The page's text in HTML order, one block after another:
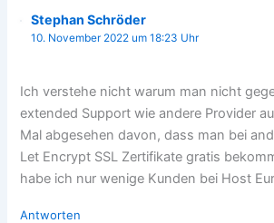
Stephan Schröder
10. November 2022 um 18:23 Uhr
Ich verstehe nicht warum man nicht
extended Support wie andere Provider
Mal abgesehen davon, dass man bei
Let Encrypt SSL Zertifikate gratis
habe ich nur wenige Kunden bei Host
Antworten